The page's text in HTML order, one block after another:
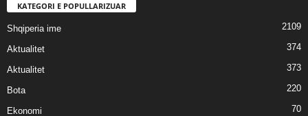
KATEGORI E POPULLARIZUAR
Shqiperia ime 2109
Aktualitet 374
Aktualitet 373
Bota 220
Ekonomi 70